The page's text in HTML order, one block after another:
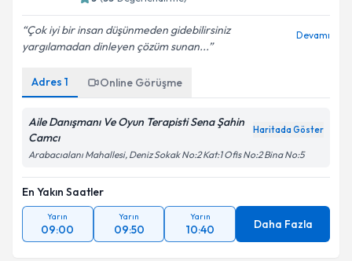
( Değerlendirme)
Çok iyi bir insan düşünmeden gidebilirsiniz
yargılamadan dinleyen çözüm sunan...
Adres 1 Online Görüşme
Aile Danışmanı Ve Oyun Terapisti Sena Şahin
Camcı
Arabacıalanı Mahallesi, Deniz Sokak No:2 Kat:1 Ofis No:2 Bina No:5
En Yakın Saatler
Yarın
09:00
Yarın
09:50
Yarın
10:40 Daha Fazla